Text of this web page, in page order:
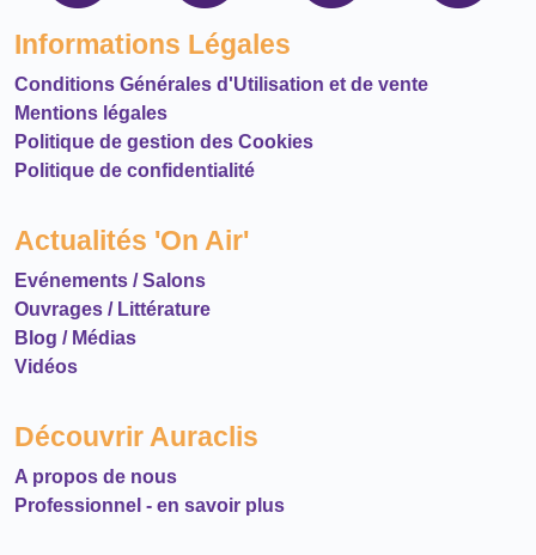
Informations Légales
Conditions Générales d'Utilisation et de vente
Mentions légales
Politique de gestion des Cookies
Politique de confidentialité
Actualités 'On Air'
Evénements / Salons
Ouvrages / Littérature
Blog / Médias
Vidéos
Découvrir Auraclis
A propos de nous
Professionnel - en savoir plus